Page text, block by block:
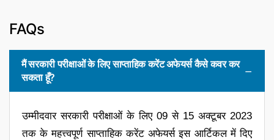
FAQs
मैं सरकारी परीक्षाओं के लिए साप्ताहिक करेंट अफेयर्स कैसे कवर कर
सकता हूँ?
उम्मीदवार सरकारी परीक्षाओं के लिए 09 से 15 अक्टूबर 2023
तक के महत्त्वपूर्ण साप्ताहिक करेंट अफेयर्स इस आर्टिकल में दिए